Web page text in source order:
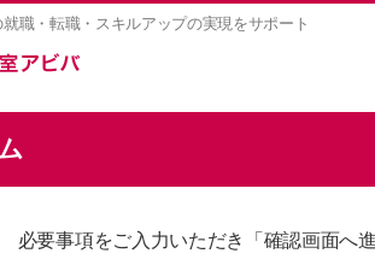
職・転職・スキルアップの実現をサポート
必要事項をご入力いただき「確認画面へ